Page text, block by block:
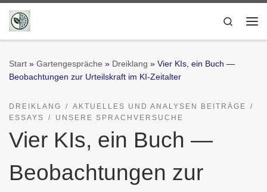
Zum Inhalt springen
Search
Start » Gartengespräche » Dreiklang » Vier KIs, ein Buch —
Beobachtungen zur Urteilskraft im KI-Zeitalter
DREIKLANG
AKTUELLES UND ANALYSEN BEITRÄGE
ESSAYS
UNSERE SPRACHVERSUCHE
Vier KIs, ein Buch —
Beobachtungen zur